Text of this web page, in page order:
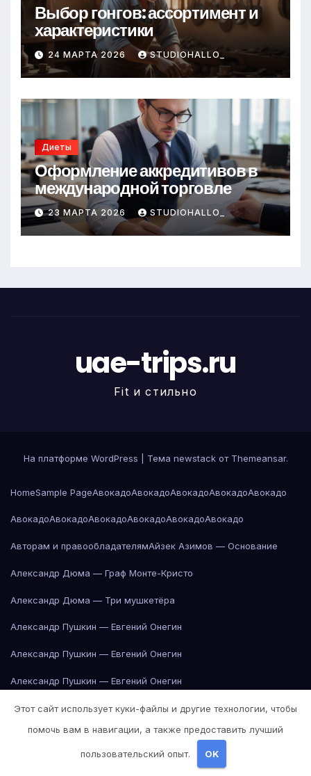
Выбор гонгов: ассортимент и
характеристики
24 МАРТА 2026 STUDIOHALLO_
Диеты
Оформление аккредитивов в
международной торговле
23 МАРТА 2026 STUDIOHALLO_
uae-trips.ru
Fit и стильно
На платформе WordPress Тема newstack от Themeansar.
HomeSample PageАвокадоАвокадоАвокадоАвокадоАвокадо
АвокадоАвокадоАвокадоАвокадоАвокадоАвокадо
Авторам и правообладателямАйзек Азимов — Основание
Александр Дюма — Граф Монте-Кристо
Александр Дюма — Три мушкетёра
Александр Пушкин — Евгений Онегин
Александр Пушкин — Евгений Онегин
Александр Пушкин — Евгений Онегин
Александр Пушкин — Евгений Онегин
Александр Пушкин — Евгений Онегин
Этот сайт использует куки-файлы и другие технологии, чтобы
помочь вам в навигации, а также предоставить лучший
пользовательский опыт. OK